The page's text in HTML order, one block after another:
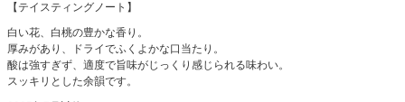
【テイスティングノート】
白い花、白桃の豊かな香り。
厚みがあり、ドライでふくよかな口当たり。
酸は強すぎず、適度で旨味がじっくり感じられる味わい。
スッキリとした余韻です。